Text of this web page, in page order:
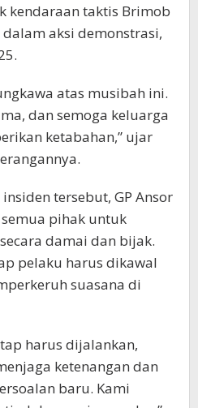
kendaraan taktis Brimob
aksi demonstrasi,
atas musibah ini.
dan semoga keluarga
ketabahan,” ujar
tersebut, GP Ansor
pihak untuk
damai dan bijak.
pelaku harus dikawal
suasana di
harus dijalankan,
ketenangan dan
baru. Kami